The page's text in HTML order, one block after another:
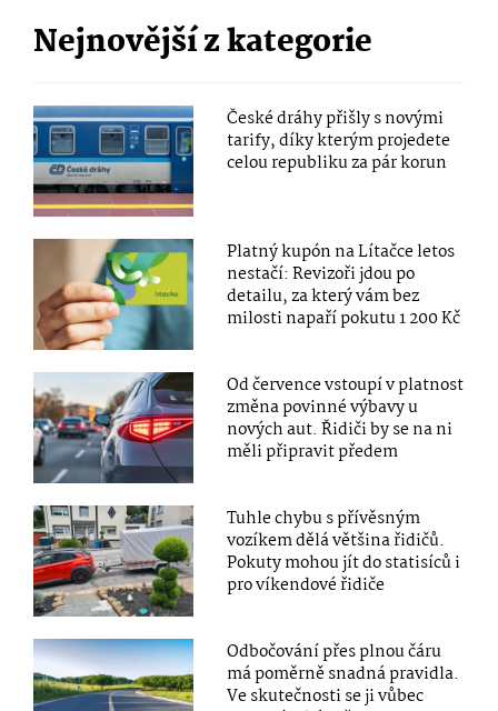
Nejnovější z kategorie
České dráhy přišly s novými
tarify, díky kterým projedete
celou republiku za pár korun
Platný kupón na Lítačce letos
nestačí: Revizoři jdou po
detailu, za který vám bez
milosti napaří pokutu 1 200 Kč
Od července vstoupí v platnost
změna povinné výbavy u
nových aut. Řidiči by se na ni
měli připravit předem
Tuhle chybu s přívěsným
vozíkem dělá většina řidičů.
Pokuty mohou jít do statisíců i
pro víkendové řidiče
Odbočování přes plnou čáru
má poměrně snadná pravidla.
Ve skutečnosti se ji vůbec